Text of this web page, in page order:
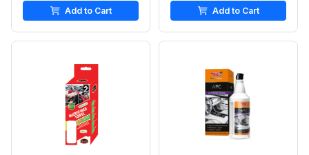
Add to Cart
Add to Cart